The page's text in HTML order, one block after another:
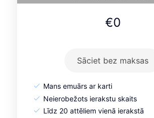
€0
Sāciet bez maksas
Mans emuārs ar karti
Neierobežots ierakstu skaits
Līdz 20 attēliem vienā ierakstā